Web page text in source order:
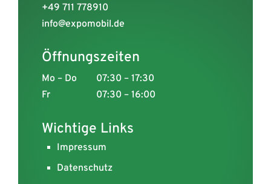
+49 711 778910
info@expomobil.de
Öffnungszeiten
Mo – Do
07:30 – 17:30
Fr
07:30 – 16:00
Wichtige Links
Impressum
Datenschutz